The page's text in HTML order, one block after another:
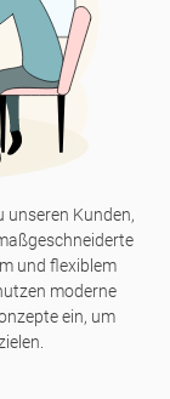
unseren Kunden,
und flexiblem
moderne
ein, um